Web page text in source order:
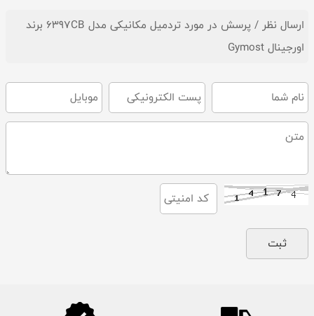
ارسال نظر / پرسش در مورد تردمیل مکانیکی مدل 6397CB برند
اورجینال Gymost